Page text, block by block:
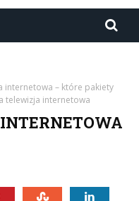
internetowa – które pakiety
telewizja internetowa